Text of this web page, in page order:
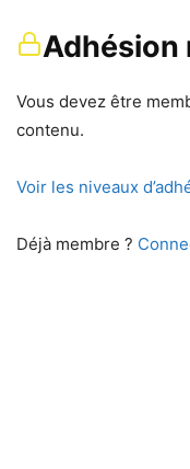
Adhésion
Vous devez être
contenu.
Voir les niveaux
Déjà membre ?